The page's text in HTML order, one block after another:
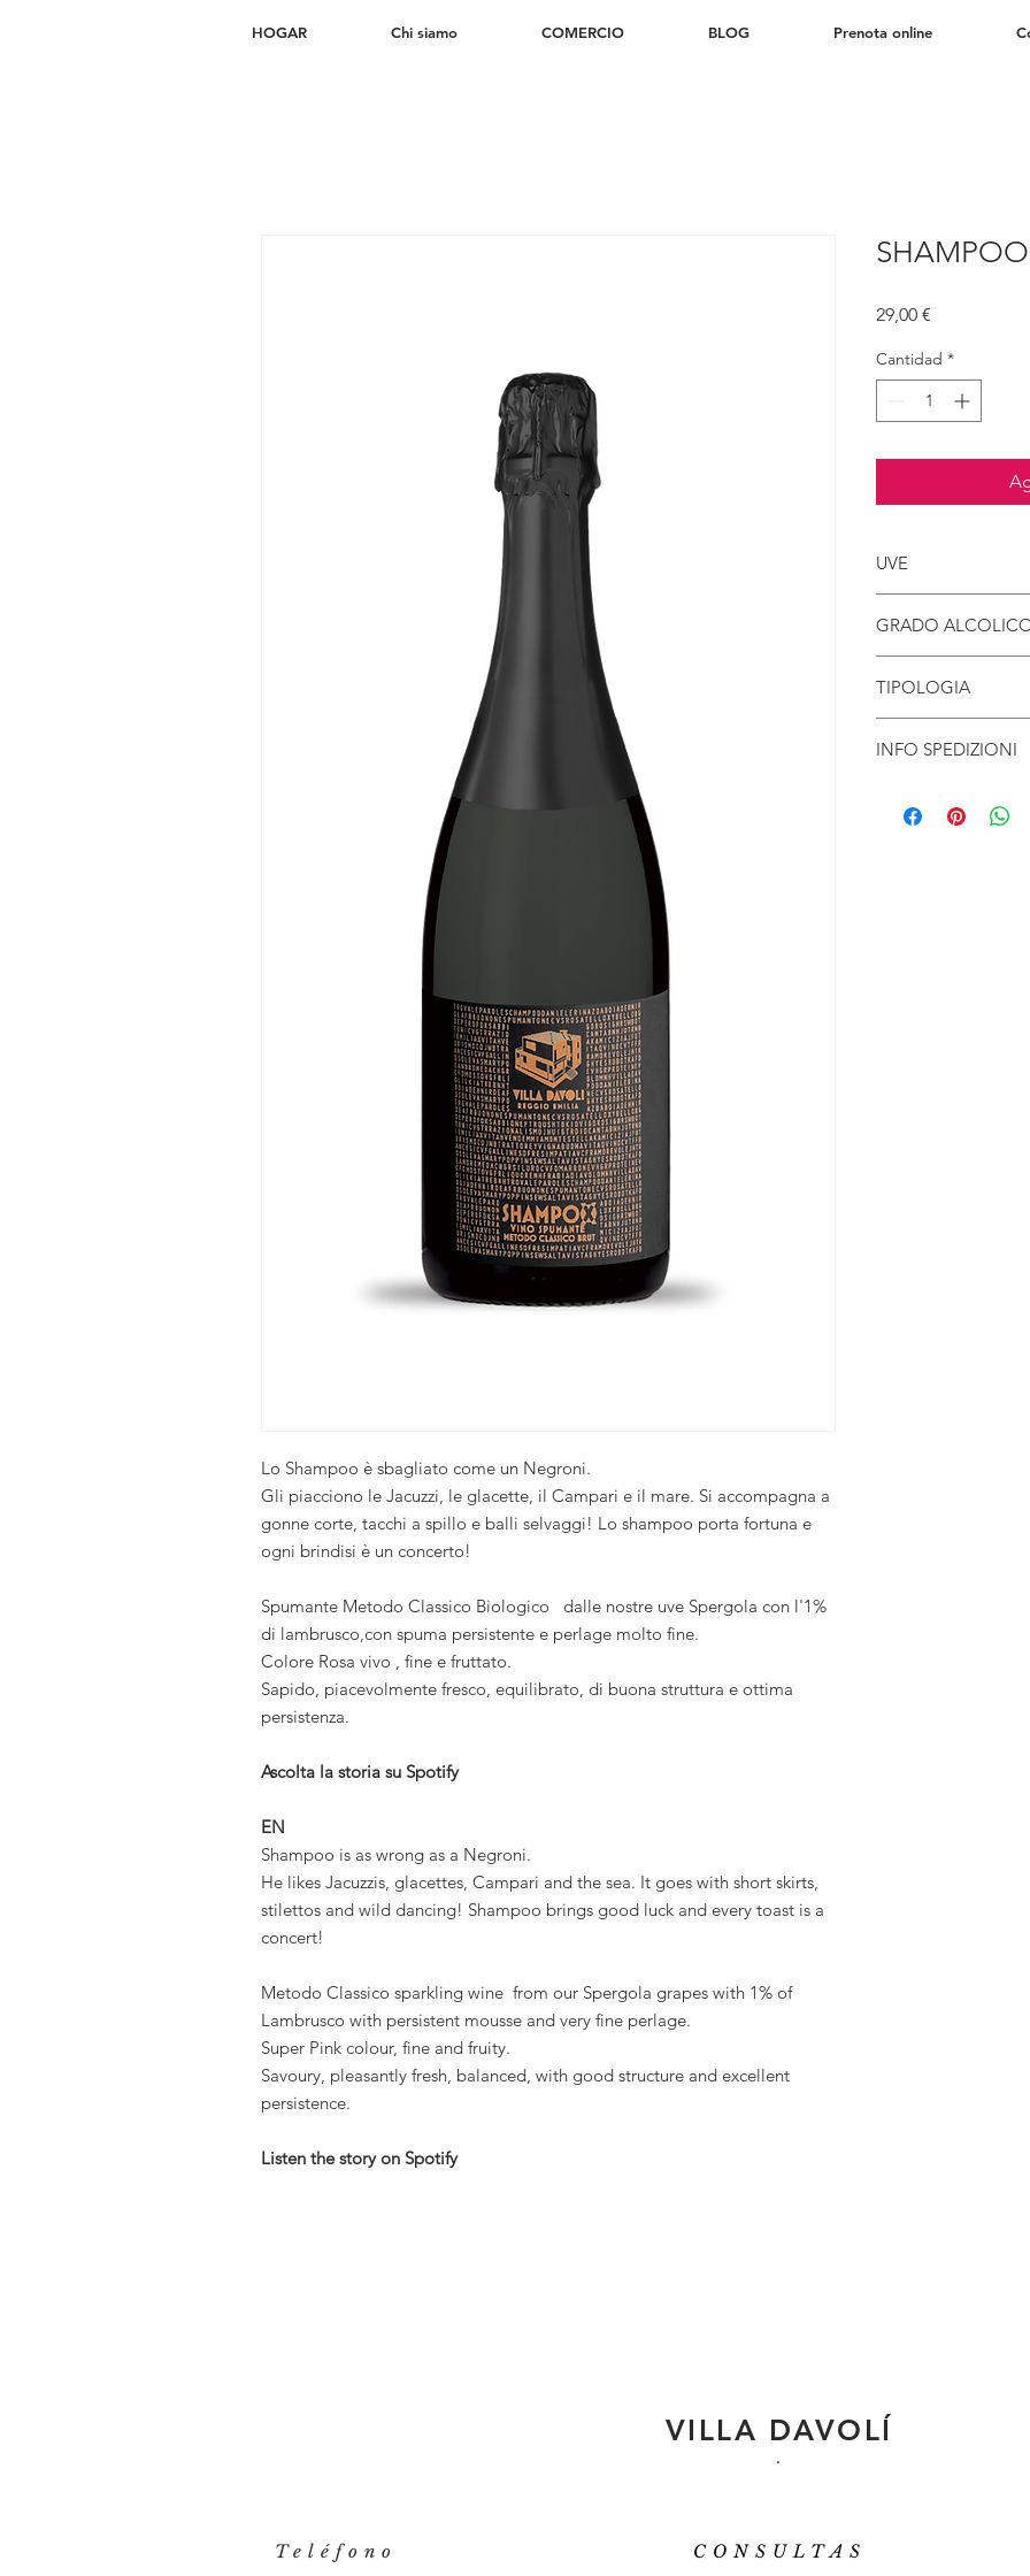
HOGAR Chi siamo COMERCIO BLOG Prenota online
Lo Shampoo è sbagliato come un Negroni.
Gli piacciono le Jacuzzi, le glacette, il Campari e il mare. Si accompagna a
gonne corte, tacchi a spillo e balli selvaggi! Lo shampoo porta fortuna e
ogni brindisi è un concerto!
Spumante Metodo Classico Biologico dalle nostre uve Spergola con l'1%
di lambrusco,con spuma persistente e perlage molto fine.
Colore Rosa vivo , fine e fruttato.
Sapido, piacevolmente fresco, equilibrato, di buona struttura e ottima
persistenza.
Ascolta la storia su Spotify
EN
Shampoo is as wrong as a Negroni.
He likes Jacuzzis, glacettes, Campari and the sea. It goes with short skirts,
stilettos and wild dancing! Shampoo brings good luck and every toast is a
concert!
Metodo Classico sparkling wine from our Spergola grapes with 1% of
Lambrusco with persistent mousse and very fine perlage.
Super Pink colour, fine and fruity.
Savoury, pleasantly fresh, balanced, with good structure and excellent
persistence.
Listen the story on Spotify
29,00 €
Cantidad *
UVE
GRADO
TIPOLOGIA
INFO SPEDIZIONI
Costi di spedizone
VILLA DAVOLÍ
.
Teléfono CONSULTAS